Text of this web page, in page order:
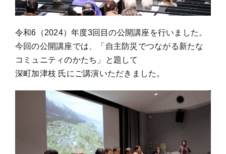
令和6（2024）年度3回目の公開講座を行いました。
今回の公開講座では、「自主防災でつながる新たな
コミュニティのかたち」と題して
深町加津枝 氏にご講演いただきました。